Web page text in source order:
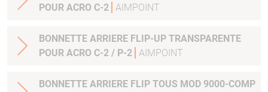
POUR ACRO C-2 AIMPOINT
BONNETTE ARRIERE FLIP-UP TRANSPARENTE
POUR ACRO C-2 / P-2 AIMPOINT
BONNETTE ARRIERE FLIP TOUS MOD 9000-COMP